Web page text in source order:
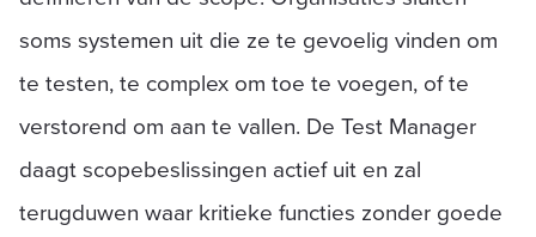
soms systemen uit die ze te gevoelig vinden om
te testen, te complex om toe te voegen, of te
verstorend om aan te vallen. De Test Manager
daagt scopebeslissingen actief uit en zal
terugduwen waar kritieke functies zonder goede